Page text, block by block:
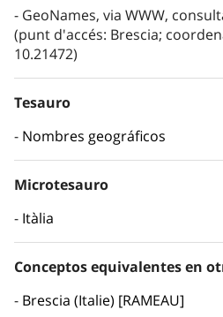
GeoNames, via WWW,
(punt d'accés: Brescia;
10.21472)
Tesauro
Nombres geográficos
Microtesauro
Itàlia
Conceptos equivalentes en
Brescia (Italie) [RAMEAU]